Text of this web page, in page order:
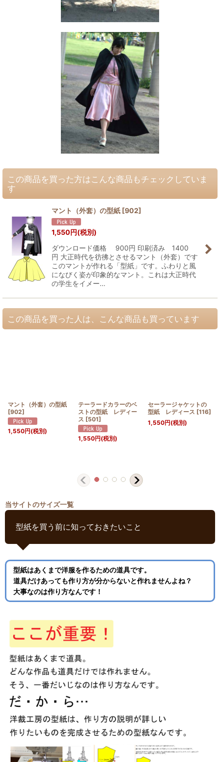
この商品を買った方はこんな商品もチェックしていま
す
マント（外套）の型紙 [902]
1,550円(税別)
ダウンロード価格 900円 印刷済み 1400
円 大正時代を彷彿とさせるマント（外套）です
このマントが作れる「型紙」です。ふわりと風
になびく姿が印象的なマント。これは大正時代
の学生をイメー…
この商品を買った人は、こんな商品も買っています
マント（外套）の型紙
[902]
1,550円(税別)
テーラードカラーのベ
ストの型紙 レディー
ス [501]
1,550円(税別)
セーラージャケットの
型紙 レディース [116]
1,550円(税別)
当サイトのサイズ一覧
型紙を買う前に知っておきたいこと
型紙はあくまで洋服を作るための道具です。
道具だけあっても作り方が分からないと作れませんよね？
大事なのは作り方なんです！